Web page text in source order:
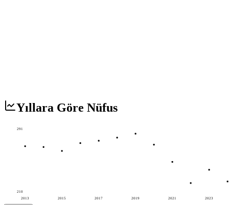
Yıllara Göre Nüfus
2013 2015 2017 2019 2021 2023
291
210